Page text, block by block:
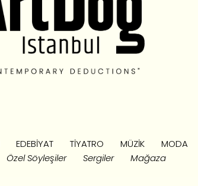
EDEBIYAT TIYATRO MÜZIK MODA
Özel Söyleşiler Sergiler Mağaza